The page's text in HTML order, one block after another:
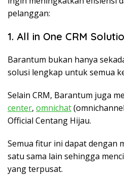
pelanggan:
1. All in One CRM
Barantum bukan hanya
solusi lengkap untuk semua
Selain CRM, Barantum juga
center, omnichat
Official Centang Hijau.
Semua fitur ini dapat dengan
satu sama lain sehingga
yang terpusat.